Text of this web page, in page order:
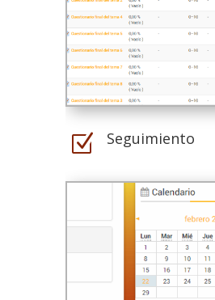
Z Seguimiento